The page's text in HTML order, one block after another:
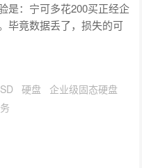
是：宁可多花200买正经企
毕竟数据丢了，损失的可
硬盘
企业级固态硬盘